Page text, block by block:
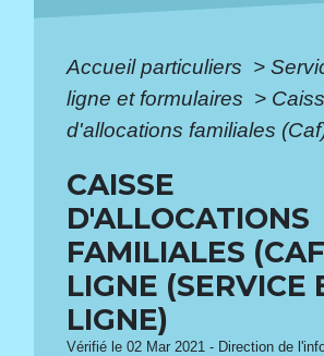
Accueil particuliers >
ligne et formulaires >
d'allocations familiales
CAISSE
D'ALLOCATIONS
FAMILIALES
LIGNE (SERVICE
LIGNE)
Vérifié le 02 Mar 2021 - Direction de